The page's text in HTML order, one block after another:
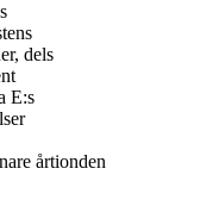
dels
E:s
årtionden